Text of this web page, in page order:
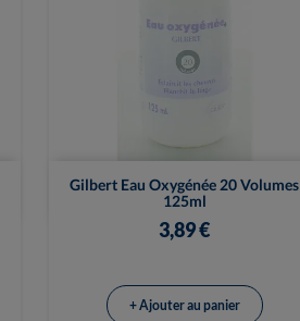
Gilbert Eau Oxygénée 20 Volumes
125ml
3,89 €
Vue rapide
+ Ajouter au panier